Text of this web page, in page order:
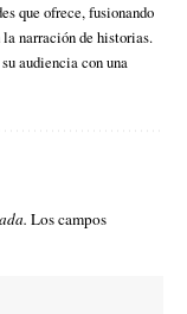
que ofrece, fusionando
narración de historias.
audiencia con una
Los campos